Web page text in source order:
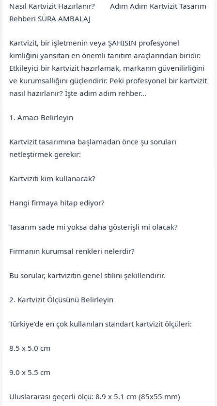
Nasıl Kartvizit Hazırlanır?
Adım Adım Kartvizit Tasarım
Rehberi SÜRA AMBALAJ
Kartvizit, bir işletmenin veya ŞAHISIN profesyonel
kimliğini yansıtan en önemli tanıtım araçlarından biridir.
Etkileyici bir kartvizit hazırlamak, markanın güvenilirliğini
ve kurumsallığını güçlendirir. Peki profesyonel bir kartvizit
nasıl hazırlanır? İşte adım adım rehber…
1. Amacı Belirleyin
Kartvizit tasarımına başlamadan önce şu soruları
netleştirmek gerekir:
Kartviziti kim kullanacak?
Hangi firmaya hitap ediyor?
Tasarım sade mi yoksa daha gösterişli mi olacak?
Firmanın kurumsal renkleri nelerdir?
Bu sorular, kartvizitin genel stilini şekillendirir.
2. Kartvizit Ölçüsünü Belirleyin
Türkiye’de en çok kullanılan standart kartvizit ölçüleri:
8.5 x 5.0 cm
9.0 x 5.5 cm
Uluslararası geçerli ölçü: 8.9 x 5.1 cm (85x55 mm)